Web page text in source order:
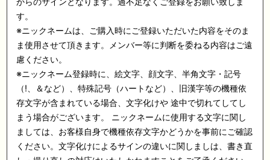
す。
※ニックネームは、ご購入時にご登録いただいた内容をそのま
ま使用させて頂きます。メンバー等に判断を委ねる内容はご遠
慮ください。
※ニックネーム登録時に、絵文字、顔文字、半角文字・記号
（!、＆など）、特殊記号（ハートなど）、旧漢字等の機種依
存文字が含まれている場合、文字化けや 途中で切れてしてし
まう場合がございます。 ニックネームに使用する文字に関し
ましては、お客様自身で機種依存文字かどうかを事前にご確認
ください。文字化けによるサインの違いに関しましは、書き直